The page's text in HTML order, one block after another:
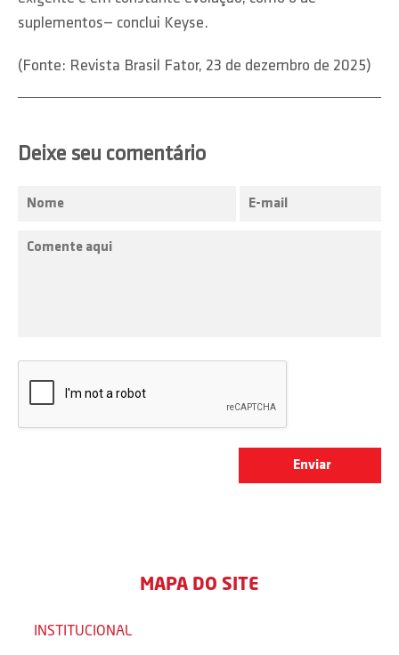
suplementos— conclui Keyse.
(Fonte: Revista Brasil Fator, 23 de dezembro de 2025)
Deixe seu comentário
MAPA DO SITE
INSTITUCIONAL